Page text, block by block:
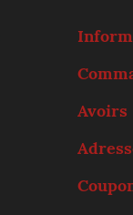
Avoirs